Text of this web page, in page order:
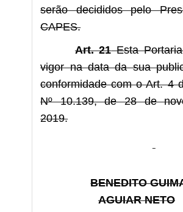
serão decididos pelo
CAPES.
Art. 21Esta
vigor na data da sua
conformidade com o Art. 4
Nº 10.139, de 28 de
2019.
BENEDITO
AGUIAR NETO